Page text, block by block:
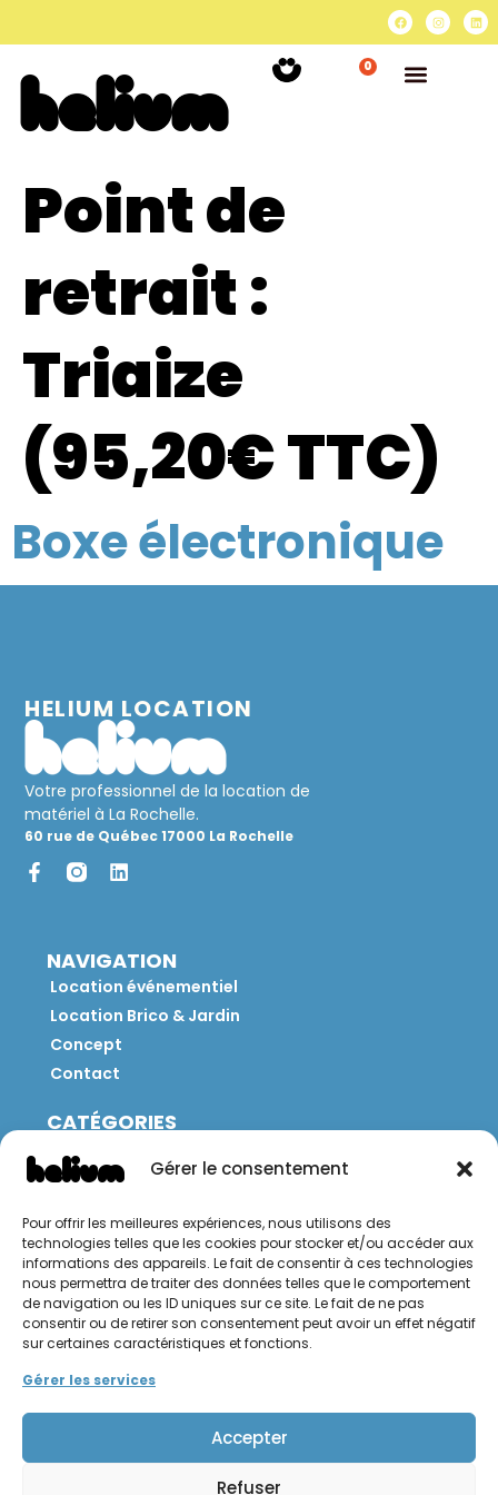
Gérer le consentement
Pour offrir les meilleures expériences, nous utilisons des
technologies telles que les cookies pour stocker et/ou accéder aux
informations des appareils. Le fait de consentir à ces technologies
nous permettra de traiter des données telles que le comportement
de navigation ou les ID uniques sur ce site. Le fait de ne pas
consentir ou de retirer son consentement peut avoir un effet négatif
sur certaines caractéristiques et fonctions.
Gérer les services
Accepter
Refuser
0
Point de
retrait :
Triaize
(95,20€ TTC)
Boxe électronique
HELIUM LOCATION
Votre professionnel de la location de
matériel à La Rochelle.
60 rue de Québec 17000 La Rochelle
NAVIGATION
Location événementiel
Location Brico & Jardin
Concept
Contact
CATÉGORIES
Mobilier
Brico
Jardin
CONTACT